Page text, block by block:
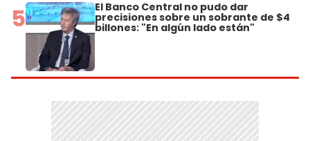
5 El Banco Central no pudo dar
precisiones sobre un sobrante de $4
billones: "En algún lado están"